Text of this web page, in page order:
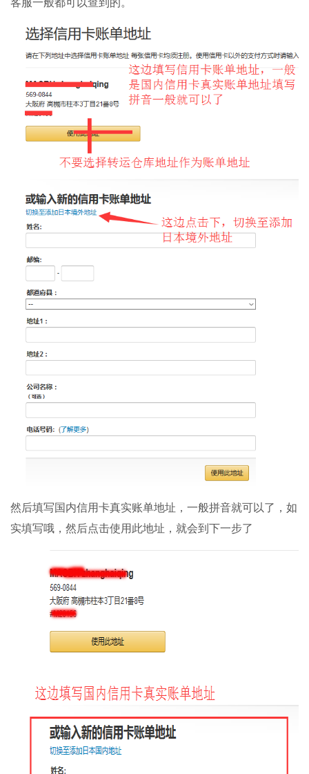
客服一般都可以查到的。
然后填写国内信用卡真实账单地址，一般拼音就可以了，如
实填写哦，然后点击使用此地址，就会到下一步了